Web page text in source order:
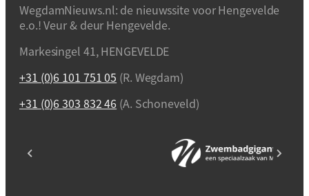
WegdamNieuws.nl: de nieuwssite voor Hengevelde
e.o.! Veur & deur Hengevelde.
Markesingel 41, HENGEVELDE
+31 (0)6 101 751 05 (R. Wegdam)
+31 (0)6 303 832 46 (A. Schoneveld)